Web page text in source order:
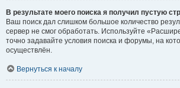
В результате моего поиска я получил пустую
Ваш поиск дал слишком большое количество
сервер не смог обработать. Используйте
точно задавайте условия поиска и форумы, на
осуществлён.
Вернуться к началу